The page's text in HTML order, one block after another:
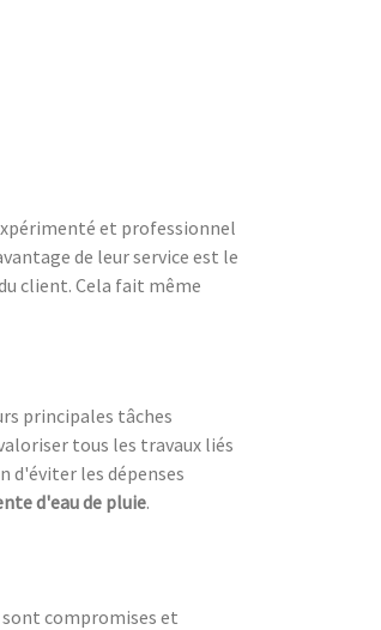
et professionnel
de leur service est le
client. Cela fait même
principales tâches
tous les travaux liés
les dépenses
d'eau de pluie.
compromises et